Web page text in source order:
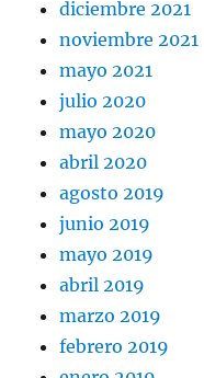
diciembre 2021
noviembre 2021
mayo 2021
julio 2020
mayo 2020
abril 2020
agosto 2019
junio 2019
mayo 2019
abril 2019
marzo 2019
febrero 2019